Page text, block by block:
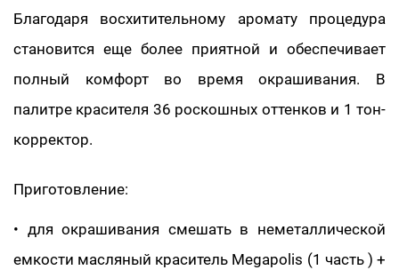
Благодаря восхитительному аромату процедура
становится еще более приятной и обеспечивает
полный комфорт во время окрашивания. В
палитре красителя 36 роскошных оттенков и 1 тон-
корректор.
Приготовление:
• для окрашивания смешать в неметаллической
емкости масляный краситель Megapolis (1 часть ) +